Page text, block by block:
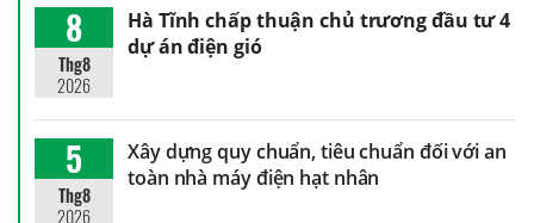
8
Thg8
2026
Hà Tĩnh chấp thuận chủ trương đầu tư 4
dự án điện gió
5
Thg8
2026
Xây dựng quy chuẩn, tiêu chuẩn đối với an
toàn nhà máy điện hạt nhân